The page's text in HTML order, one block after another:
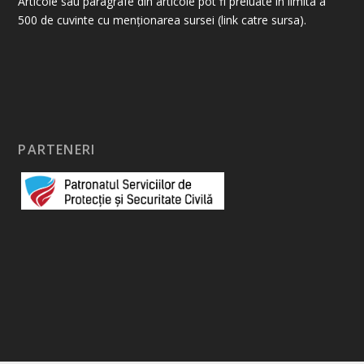
500 de cuvinte cu menționarea sursei (link catre sursa).
PARTENERI